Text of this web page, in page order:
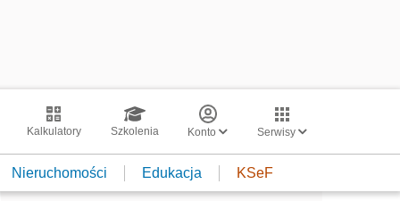
Kalkulatory Szkolenia Konto Serwisy
Nieruchomości Edukacja KSeF